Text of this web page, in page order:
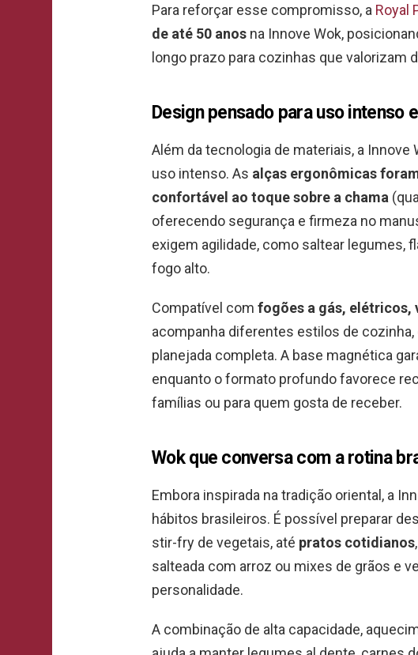
Para reforçar esse compromisso, a Royal
de até 50 anos na Innove Wok,
longo prazo para cozinhas que valorizam
Design pensado para uso intenso
Além da tecnologia de materiais, a
uso intenso. As alças ergonômicas
confortável ao toque sobre a chama
oferecendo segurança e firmeza no
exigem agilidade, como saltear legumes,
fogo alto.
Compatível com fogões a gás, elétricos,
acompanha diferentes estilos de
planejada completa. A base magnética
enquanto o formato profundo favorece
famílias ou para quem gosta de receber.
Wok que conversa com a rotina
Embora inspirada na tradição oriental, a
hábitos brasileiros. É possível preparar
stir-fry de vegetais, até pratos cotidianos
salteada com arroz ou mixes de grãos e
personalidade.
A combinação de alta capacidade,